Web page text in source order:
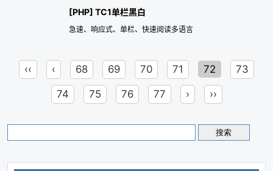
[PHP] TC1单栏黑白
急速、响应式、单栏、快速阅读多语言
‹‹ ‹ 68 69 70 71 72 73
74 75 76 77 › ››